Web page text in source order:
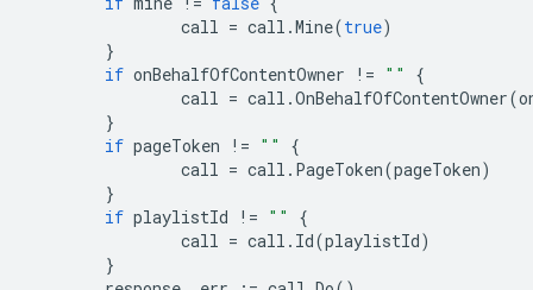
call = call .Mine(true)
}
if onBehalfOfContentOwner != ""
{
call = call .OnBehalfOfContentOwner(
}
if pageToken != ""
{
call = call . PageToken(pageToken)
}
if playlistId != ""
{
call = call . Id(playlistId)
}